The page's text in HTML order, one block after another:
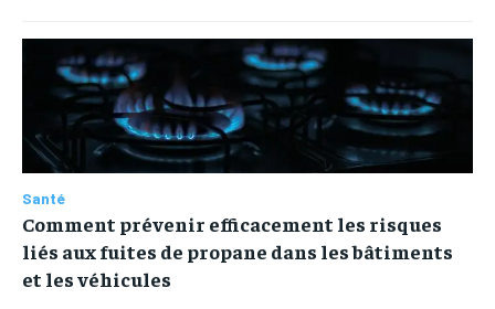
MARKETING
MARKETING
Santé
Comment prévenir efficacement les risques
liés aux fuites de propane dans les bâtiments
et les véhicules